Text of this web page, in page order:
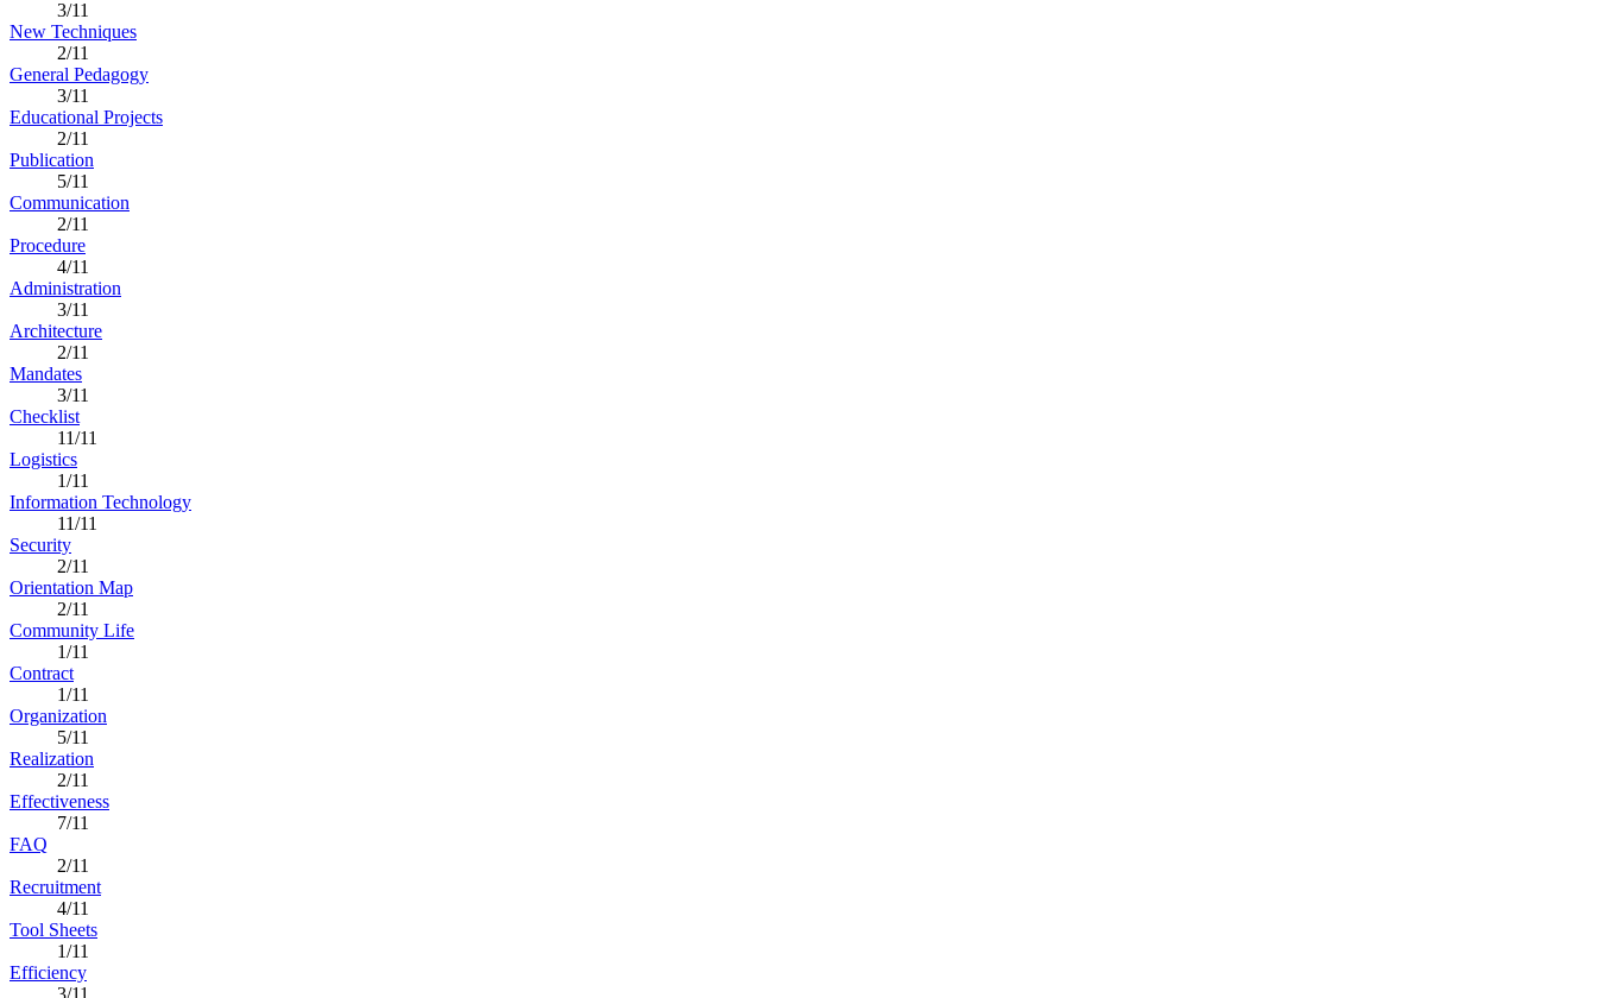
3/11
New Techniques
2/11
General Pedagogy
3/11
Educational Projects
2/11
Publication
5/11
Communication
2/11
Procedure
4/11
Administration
3/11
Architecture
2/11
Mandates
3/11
Checklist
11/11
Logistics
1/11
Information Technology
11/11
Security
2/11
Orientation Map
2/11
Community Life
1/11
Contract
1/11
Organization
5/11
Realization
2/11
Effectiveness
7/11
FAQ
2/11
Recruitment
4/11
Tool Sheets
1/11
Efficiency